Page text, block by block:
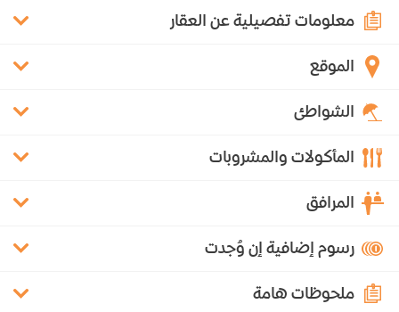
معلومات تفصيلية عن العقار
الموقع
الشواطئ
المأكولات والمشروبات
المرافق
رسوم إضافية إن وُجدت
ملحوظات هامة